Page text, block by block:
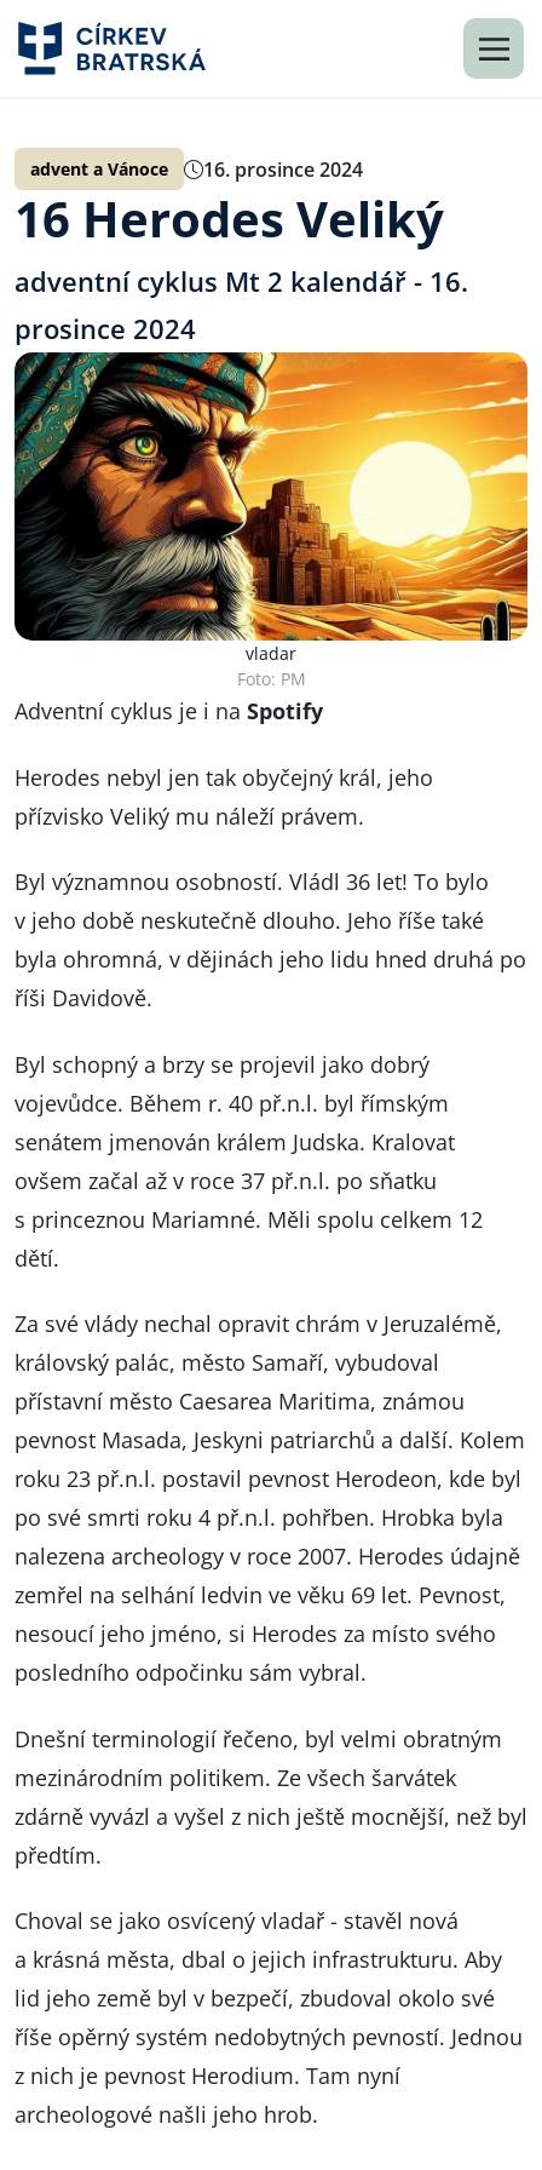
advent a Vánoce 16. prosince 2024
16 Herodes Veliký
adventní cyklus Mt 2 kalendář - 16.
prosince 2024
vladar
Foto: PM
Adventní cyklus je i na Spotify
Herodes nebyl jen tak obyčejný král, jeho
přízvisko Veliký mu náleží právem.
Byl významnou osobností. Vládl 36 let! To bylo
v jeho době neskutečně dlouho. Jeho říše také
byla ohromná, v dějinách jeho lidu hned druhá po
říši Davidově.
Byl schopný a brzy se projevil jako dobrý
vojevůdce. Během r. 40 př.n.l. byl římským
senátem jmenován králem Judska. Kralovat
ovšem začal až v roce 37 př.n.l. po sňatku
s princeznou Mariamné. Měli spolu celkem 12
dětí.
Za své vlády nechal opravit chrám v Jeruzalémě,
královský palác, město Samaří, vybudoval
přístavní město Caesarea Maritima, známou
pevnost Masada, Jeskyni patriarchů a další. Kolem
roku 23 př.n.l. postavil pevnost Herodeon, kde byl
po své smrti roku 4 př.n.l. pohřben. Hrobka byla
nalezena archeology v roce 2007. Herodes údajně
zemřel na selhání ledvin ve věku 69 let. Pevnost,
nesoucí jeho jméno, si Herodes za místo svého
posledního odpočinku sám vybral.
Dnešní terminologií řečeno, byl velmi obratným
mezinárodním politikem. Ze všech šarvátek
zdárně vyvázl a vyšel z nich ještě mocnější, než byl
předtím.
Choval se jako osvícený vladař - stavěl nová
a krásná města, dbal o jejich infrastrukturu. Aby
lid jeho země byl v bezpečí, zbudoval okolo své
říše opěrný systém nedobytných pevností. Jednou
z nich je pevnost Herodium. Tam nyní
archeologové našli jeho hrob.